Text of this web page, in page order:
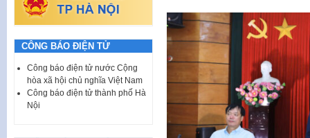
CÔNG BÁO ĐIỆN TỬ
Công báo điện tử nước Cộng
hòa xã hội chủ nghĩa Việt Nam
Công báo điện tử thành phố Hà
Nội